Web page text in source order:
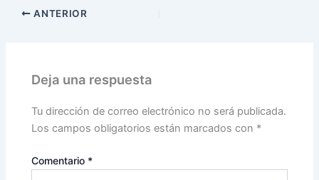
ANTERIOR
Deja una respuesta
Tu dirección de correo electrónico no será publicada.
Los campos obligatorios están marcados con *
Comentario *